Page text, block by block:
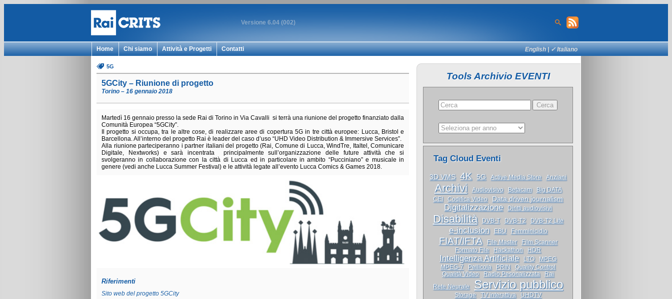
Versione 6.04 (002)
Home Chi siamo Attività e Progetti Contatti English| ✓ Italiano
5G
5GCity – Riunione di progetto
Torino – 16 gennaio 2018
Martedì 16 gennaio presso la sede Rai di Torino in Via Cavalli si terrà una riunione del progetto finanziato dalla
Comunità Europea “5GCity”.
Il progetto si occupa, tra le altre cose, di realizzare aree di copertura 5G in tre città europee: Lucca, Bristol e
Barcellona. All’interno del progetto Rai è leader del caso d’uso “UHD Video Distribution & Immersive Services”.
Alla riunione parteciperanno i partner italiani del progetto (Rai, Comune di Lucca, WindTre, Italtel, Comunicare
Digitale, Nextworks) e sarà incentrata principalmente sull’organizzazione delle future attività che si
svolgeranno in collaborazione con la città di Lucca ed in particolare in ambito “Pucciniano” e musicale in
genere (vedi anche Lucca Summer Festival) e le attività legate all’evento Lucca Comics & Games 2018.
Riferimenti
Sito web del progetto 5GCity
Tools Archivio EVENTI
Tag Cloud Eventi
3D VMS 4K 5G Active Media Store Anziani
Archivi Audiovisivo Betacam
Big DATA
CEI
Codifica Video Data driven journalism
Digitalizzazione Diritti audiovisivi
Disabilità DVB-T DVB-T2 DVB-T2 Lite
e-inclusion EBU Femminicidio
FIAT/IFTA File Master
Film Scanner
Formato File
Hackathon HDR
Intelligenza Artificiale LTO
MPEG
MPEG-7
Pellicola PRIN
Quality Control
Qualità Video
Radio Pesonalizzata
Rai
Rete Neurale
Servizio pubblico
Storage TV interattiva UHDTV